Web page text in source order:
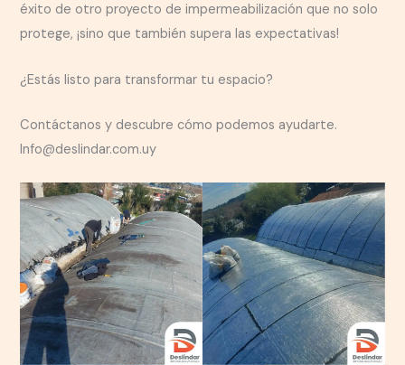
éxito de otro proyecto de impermeabilización que no solo
protege, ¡sino que también supera las expectativas!
¿Estás listo para transformar tu espacio?
Contáctanos y descubre cómo podemos ayudarte.
Info@deslindar.com.uy